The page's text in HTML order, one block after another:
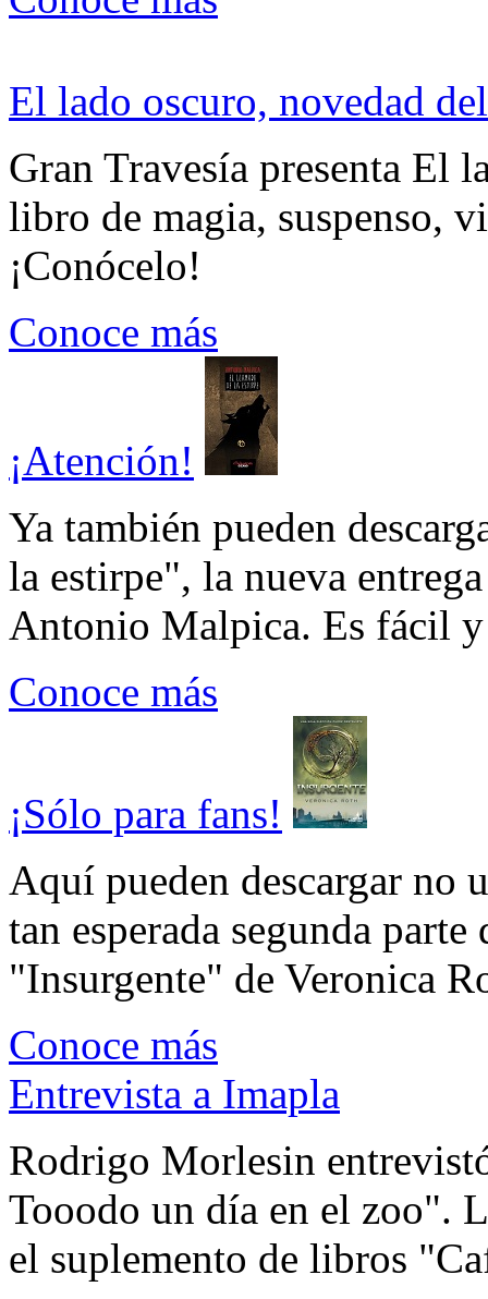
El lado oscuro, novedad
Gran Travesía presenta El
libro de magia, suspenso,
¡Conócelo!
Conoce más
¡Atención!
Ya también pueden
la estirpe", la nueva
Antonio Malpica. Es fácil
Conoce más
¡Sólo para fans!
Aquí pueden descargar no
tan esperada segunda
"Insurgente" de Veronica
Conoce más
Entrevista a Imapla
Rodrigo Morlesin
Tooodo un día en el zoo".
el suplemento de libros